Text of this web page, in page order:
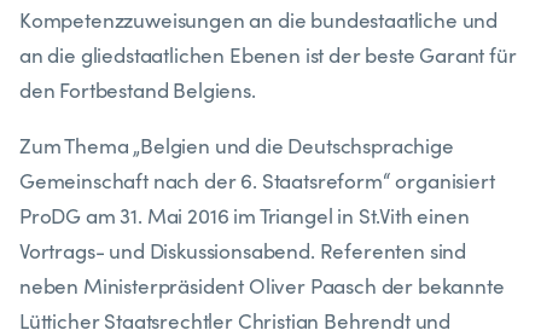
Kompetenzzuweisungen an die bundestaatliche und
an die gliedstaatlichen Ebenen ist der beste Garant für
den Fortbestand Belgiens.
Zum Thema „Belgien und die Deutschsprachige
Gemeinschaft nach der 6. Staatsreform“ organisiert
ProDG am 31. Mai 2016 im Triangel in St.Vith einen
Vortrags- und Diskussionsabend. Referenten sind
neben Ministerpräsident Oliver Paasch der bekannte
Lütticher Staatsrechtler Christian Behrendt und